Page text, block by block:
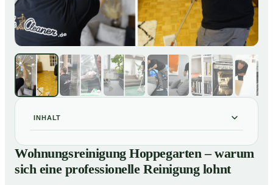
INHALT
01 Wohnungsreinigung Hoppegarten – warum sich eine
professionelle Reinigung lohnt
Unsere Leistungen im Überblick
Wohnungsreinigung Hoppegarten – warum
sich eine professionelle Reinigung lohnt